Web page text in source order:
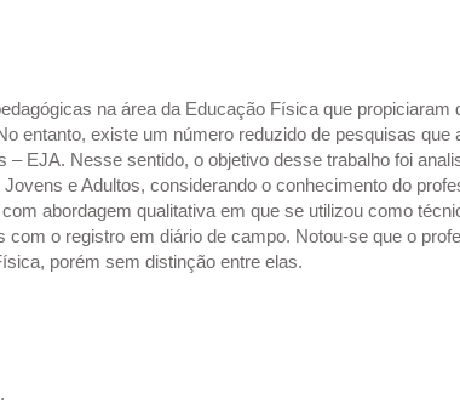
na área da Educação Física que propiciaram
entanto, existe um número reduzido de pesquisas que
EJA. Nesse sentido, o objetivo desse trabalho foi
e Adultos, considerando o conhecimento do
abordagem qualitativa em que se utilizou como
o registro em diário de campo. Notou-se que o
porém sem distinção entre elas.